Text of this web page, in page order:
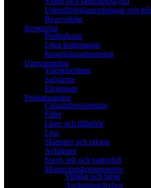
Upprullningsanordningar och
Reservdelar
Rengöring
Poolrobotar
Liten bottensugar
Rengöringsutrustning
Uppvärmning
Värmepumpar
Solvärme
Elvärmare
Poolutrustning
Cirkulationspumpar
Filter
Liner och tillbehör
Ljus
Skimmer och utlopp
Avfuktare
Sport- lek och vattenfall
Monteringskomponenter
Vinklar och böjar
Anslutningshylsor